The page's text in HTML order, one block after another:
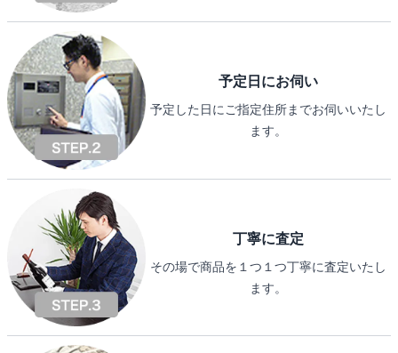
予定日にお伺い
予定した日にご指定住所までお伺いいたし
ます。
丁寧に査定
その場で商品を１つ１つ丁寧に査定いたし
ます。